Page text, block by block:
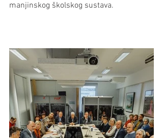
manjinskog školskog sustava.